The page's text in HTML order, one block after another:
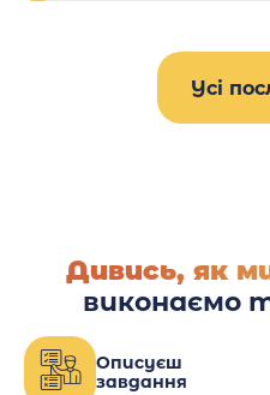
Усі
Дивись, як
виконаємо
Описуєш
завдання